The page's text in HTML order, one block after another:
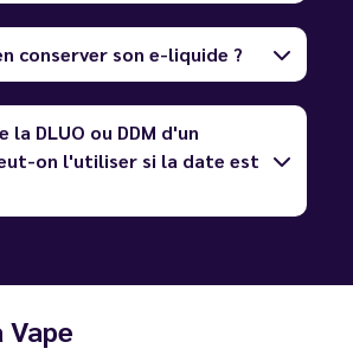
conserver son e-liquide ?
la DLUO ou DDM d'un
on l'utiliser si la date est